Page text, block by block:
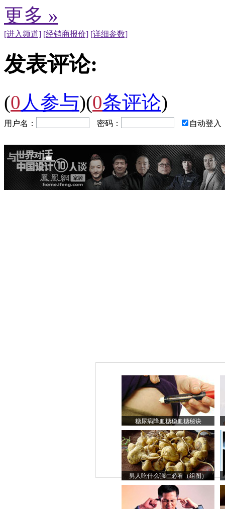
更多 »
[进入频道] [经销商报价] [详细参数]
发表评论:
(0 人参与)(0条评论)
用户名： 密码： 自动登入
糖尿病降血糖稳血糖秘诀
男人吃什么强壮必看（组图）